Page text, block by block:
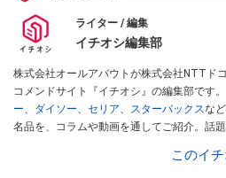
ライター / 編集
イチオシ編集部
株式会社オールアバウトが株式会社NTTド
コメンドサイト『イチオシ』の編集部です。
ー、 ダイソー、 セリア、 スターバックスな
名品を、コラムや動画を通してご紹介。話
インフルエンサーが実際に使用してレビュ
このイ